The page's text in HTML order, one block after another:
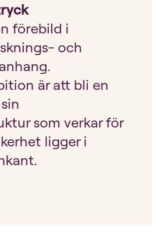
förebild i
och
är att bli en
som verkar för
ligger i